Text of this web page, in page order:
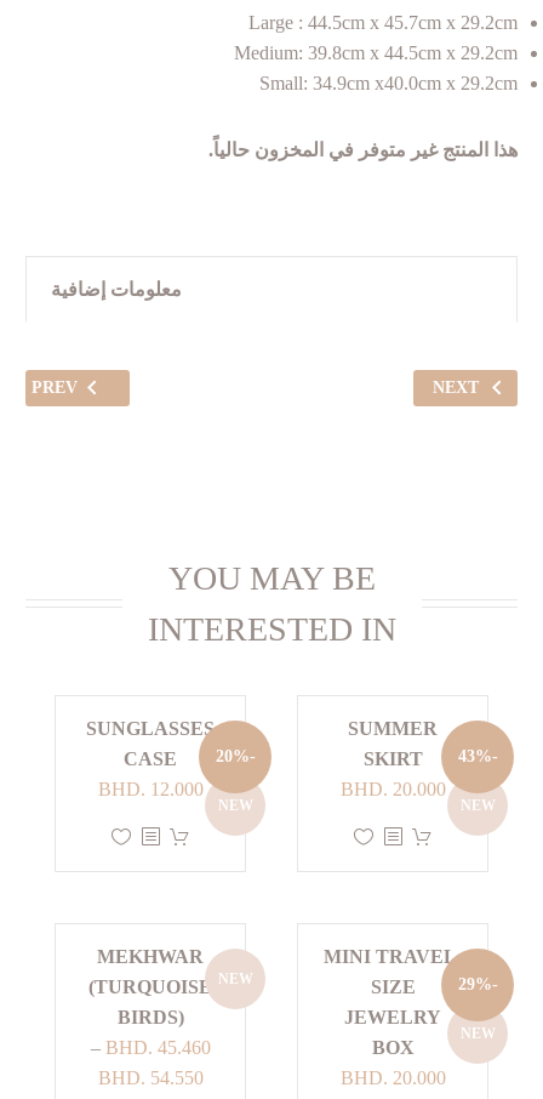
Large : 44.5cm x 45.7cm x 29.2cm
Medium: 39.8cm x 44.5cm x 29.2cm
Small: 34.9cm x40.0cm x 29.2cm
هذا المنتج غير متوفر في المخزون حالياً.
معلومات إضافية
PREV NEXT
YOU MAY BE
INTERESTED IN
-43%
NEW
SUMMER
SKIRT
السعر
هو:
BHD. 35.000.
BHD. 20.000
السعر
BHD. 20.000.
هناك
العديد
الأشكال
المختلفة
لهذا
المنتج.
يمكن
اختيار
-20%
NEW
SUNGLASSES
CASE
السعر
هو:
BHD. 15.000.
BHD. 12.000
السعر
12.000.
هناك
العديد
الأشكال
المختلفة
لهذا
المنتج.
يمكن
اختيار
-29%
NEW
MINI TRAVEL-
SIZE
JEWELRY
BOX
السعر BHD. 20.000
السعر
NEW
MEKHWAR
(TURQUOISE
BIRDS)
BHD. 45.460
–
BHD. 54.550
نطاق